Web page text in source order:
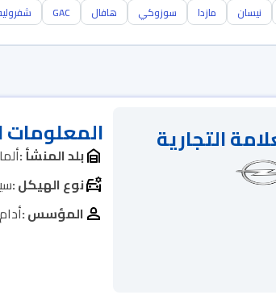
نيسان مازدا سوزوكي هافال GAC
التجارية
المعلومات
بلد المنشأ :
نوع الهيكل :
المؤسس :